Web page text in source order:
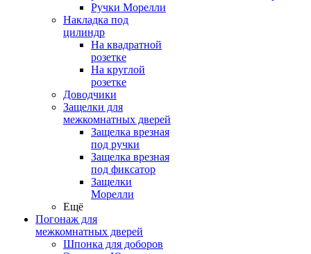
Ручки Морелли
Накладка под
цилиндр
На квадратной
розетке
На круглой
розетке
Доводчики
Защелки для
межкомнатных дверей
Защелка врезная
под ручки
Защелка врезная
под фиксатор
Защелки
Морелли
Ещё
Погонаж для
межкомнатных дверей
Шпонка для доборов